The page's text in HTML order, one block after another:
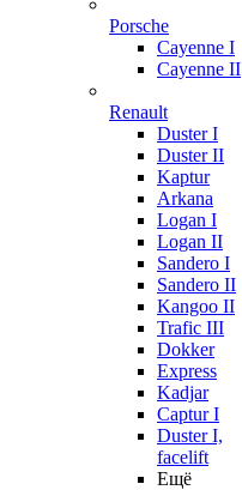
Porsche
Cayenne I
Cayenne II
Renault
Duster I
Duster II
Kaptur
Arkana
Logan I
Logan II
Sandero I
Sandero II
Kangoo II
Trafic III
Dokker
Express
Kadjar
Captur I
Duster I,
facelift
Ещё